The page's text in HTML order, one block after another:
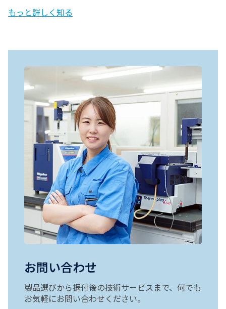
もっと詳しく知る
お問い合わせ
製品選びから据付後の技術サービスまで、何でも
お気軽にお問い合わせください。